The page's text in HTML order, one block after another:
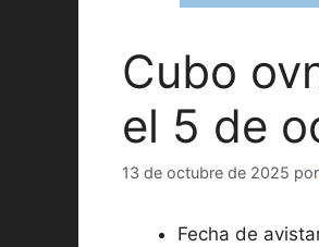
Cubo
el 5 de
13 de octubre de 2025 por
Fecha de